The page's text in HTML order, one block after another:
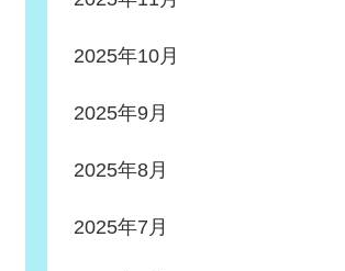
2025年10月
2025年9月
2025年8月
2025年7月